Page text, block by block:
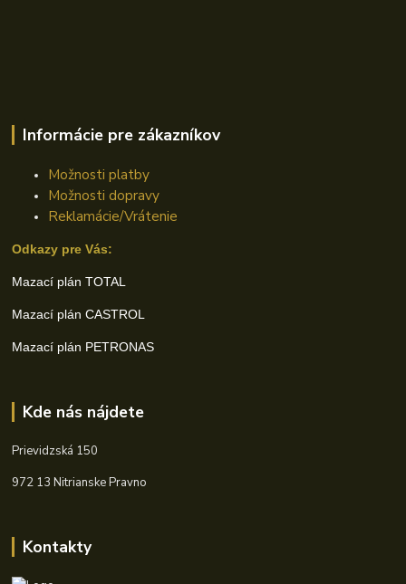
Informácie pre zákazníkov
Možnosti platby
Možnosti dopravy
Reklamácie/Vrátenie
Odkazy pre Vás:
Mazací plán TOTAL
Mazací plán CASTROL
Mazací plán PETRONAS
Kde nás nájdete
Prievidzská 150
972 13 Nitrianske Pravno
Kontakty